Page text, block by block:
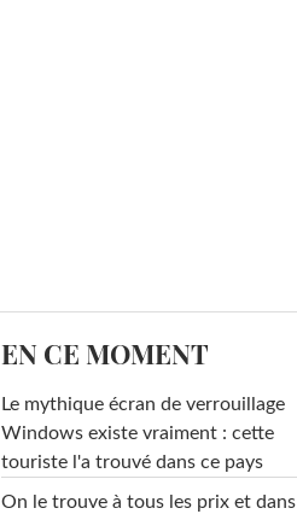
EN CE MOMENT
Le mythique écran de verrouillage
Windows existe vraiment : cette
touriste l'a trouvé dans ce pays
On le trouve à tous les prix et dans